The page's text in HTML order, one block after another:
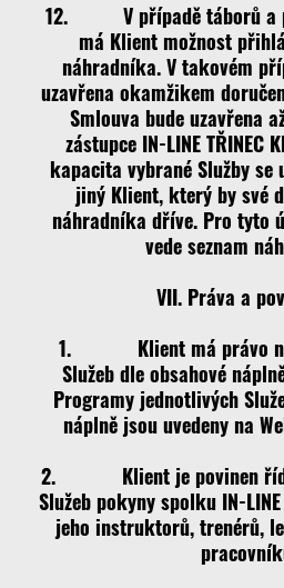
12. V případě táborů a
má Klient možnost
náhradníka. V takovém
uzavřena okamžikem
Smlouva bude uzavřena
zástupce IN-LINE TŘINEC
kapacita vybrané Služby
jiný Klient, který by své
náhradníka dříve. Pro tyto
vede seznam
VII. Práva a
1. Klient má právo na
Služeb dle obsahové
Programy jednotlivých
náplně jsou uvedeny na
2. Klient je povinen řídit
Služeb pokyny spolku IN-
jeho instruktorů, trenérů,